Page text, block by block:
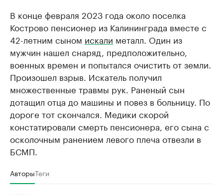
В конце февраля 2023 года около поселка
Кострово пенсионер из Калининграда вместе с
42-летним сыном искали металл. Один из
мужчин нашел снаряд, предположительно,
военных времен и попытался очистить от земли.
Произошел взрыв. Искатель получил
множественные травмы рук. Раненый сын
дотащил отца до машины и повез в больницу. По
дороге тот скончался. Медики скорой
констатировали смерть пенсионера, его сына с
осколочным ранением левого плеча отвезли в
БСМП.
АвторыТеги